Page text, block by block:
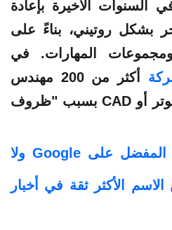
السنوات الأخيرة بإعادة
بشكل روتيني، بناءً على
ومجموعات المهارات. في
أكثر من 200 مهندس
تصميم بمساعدة الكمبيوتر أو CAD بسبب "ظروف
اختر CNBC كمصدرك المفضل على Google ولا
الأكثر ثقة في أخبار